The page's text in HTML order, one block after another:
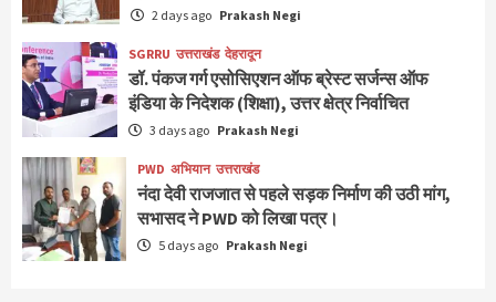
2 days ago Prakash Negi
SGRRU उत्तराखंड देहरादून
डॉ. पंकज गर्ग एसोसिएशन ऑफ ब्रेस्ट सर्जन्स ऑफ
इंडिया के निदेशक (शिक्षा), उत्तर क्षेत्र निर्वाचित
3 days ago Prakash Negi
PWD अभियान उत्तराखंड
नंदा देवी राजजात से पहले सड़क निर्माण की उठी मांग,
सभासद ने PWD को लिखा पत्र।
5 days ago Prakash Negi